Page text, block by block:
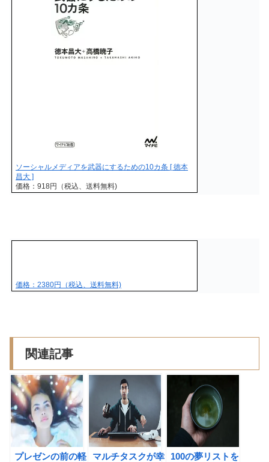
ソーシャルメディアを武器にするための10カ条 [ 徳本
昌大 ]
価格：918円（税込、送料無料)
価格：2380円（税込、送料無料)
関連記事
プレゼンの前の軽
マルチタスクが幸
100の夢リストを